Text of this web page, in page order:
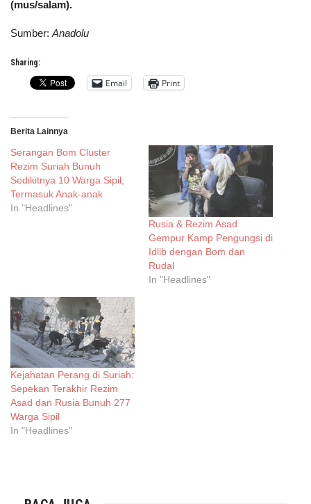
(mus/salam).
Sumber: Anadolu
Sharing:
Email Print
Berita Lainnya
Serangan Bom Cluster
Rezim Suriah Bunuh
Sedikitnya 10 Warga Sipil,
Termasuk Anak-anak
In "Headlines"
Rusia & Rezim Asad
Gempur Kamp Pengungsi di
Idlib dengan Bom dan
Rudal
In "Headlines"
Kejahatan Perang di Suriah:
Sepekan Terakhir Rezim
Asad dan Rusia Bunuh 277
Warga Sipil
In "Headlines"